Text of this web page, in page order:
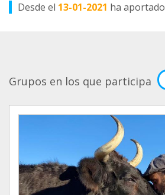
Desde el 13-01-2021 ha aportado
Grupos en los que participa